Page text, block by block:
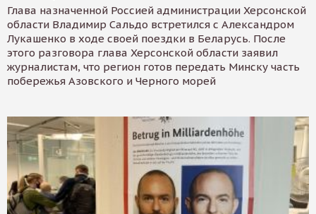
Глава назначенной Россией администрации Херсонской
области Владимир Сальдо встретился с Александром
Лукашенко в ходе своей поездки в Беларусь. После
этого разговора глава Херсонской области заявил
журналистам, что регион готов передать Минску часть
побережья Азовского и Черного морей